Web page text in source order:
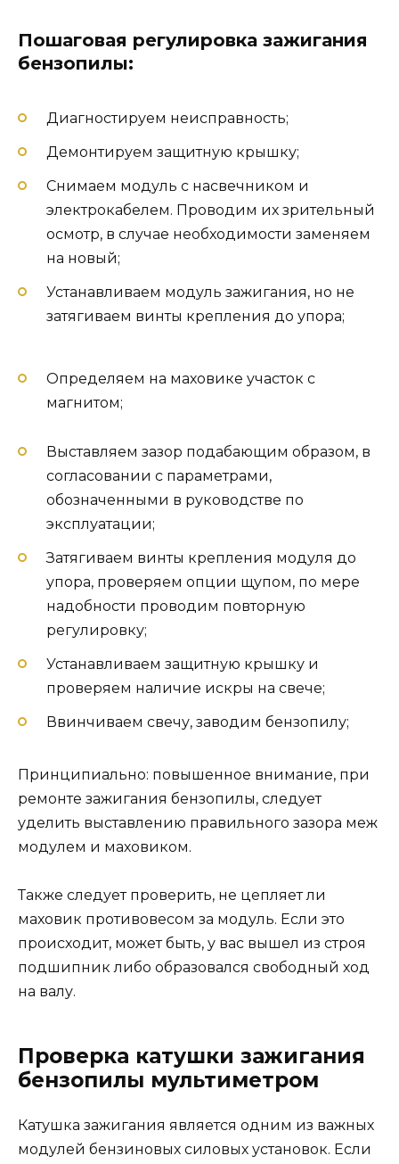
Пошаговая регулировка зажигания
бензопилы:
Диагностируем неисправность;
Демонтируем защитную крышку;
Снимаем модуль с насвечником и
электрокабелем. Проводим их зрительный
осмотр, в случае необходимости заменяем
на новый;
Устанавливаем модуль зажигания, но не
затягиваем винты крепления до упора;
Определяем на маховике участок с
магнитом;
Выставляем зазор подабающим образом, в
согласовании с параметрами,
обозначенными в руководстве по
эксплуатации;
Затягиваем винты крепления модуля до
упора, проверяем опции щупом, по мере
надобности проводим повторную
регулировку;
Устанавливаем защитную крышку и
проверяем наличие искры на свече;
Ввинчиваем свечу, заводим бензопилу;
Принципиально: повышенное внимание, при
ремонте зажигания бензопилы, следует
уделить выставлению правильного зазора меж
модулем и маховиком.
Также следует проверить, не цепляет ли
маховик противовесом за модуль. Если это
происходит, может быть, у вас вышел из строя
подшипник либо образовался свободный ход
на валу.
Проверка катушки зажигания
бензопилы мультиметром
Катушка зажигания является одним из важных
модулей бензиновых силовых установок. Если